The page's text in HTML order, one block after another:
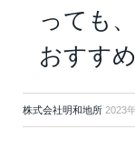
っても
おすす
株式会社明和地所 2023